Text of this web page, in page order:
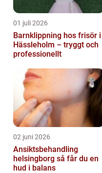
01 juli 2026
Barnklippning hos frisör i
Hässleholm – tryggt och
professionellt
02 juni 2026
Ansiktsbehandling
helsingborg så får du en
hud i balans